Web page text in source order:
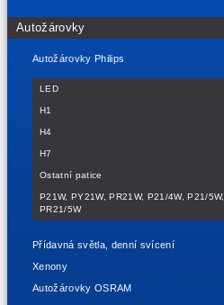
Autožárovky
Autožárovky Philips
LED
H1
H4
H7
Ostatní patice
P21W, PY21W, PR21W, P21/4W, P21/5W,
PR21/5W
Přídavná světla, denní svícení
Xenony
Autožárovky OSRAM